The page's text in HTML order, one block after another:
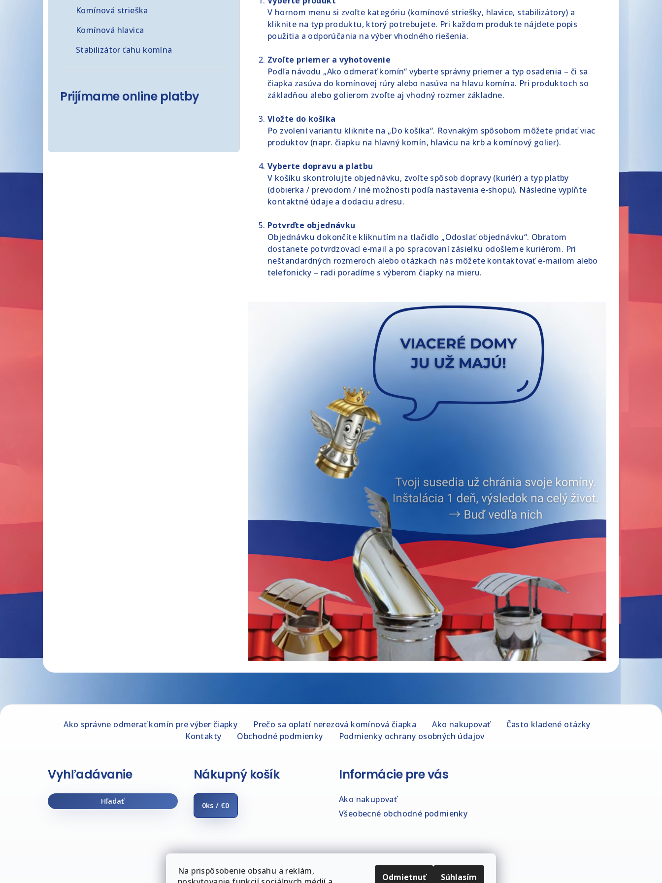
Na prispôsobenie obsahu a reklám,
Odmietnuť Súhlasím
Komínová strieška
Komínová hlavica
Stabilizátor ťahu komína
Prijímame online platby
V hornom menu si zvoľte kategóriu (komínové striešky, hlavice, stabilizátory) a
kliknite na typ produktu, ktorý potrebujete. Pri každom produkte nájdete popis
použitia a odporúčania na výber vhodného riešenia.
Zvoľte priemer a vyhotovenie
Podľa návodu „Ako odmerať komín“ vyberte správny priemer a typ osadenia – či sa
čiapka zasúva do komínovej rúry alebo nasúva na hlavu komína. Pri produktoch so
základňou alebo golierom zvoľte aj vhodný rozmer základne.
Vložte do košíka
Po zvolení variantu kliknite na „Do košíka“. Rovnakým spôsobom môžete pridať viac
produktov (napr. čiapku na hlavný komín, hlavicu na krb a komínový golier).
Vyberte dopravu a platbu
V košíku skontrolujte objednávku, zvoľte spôsob dopravy (kuriér) a typ platby
(dobierka / prevodom / iné možnosti podľa nastavenia e‑shopu). Následne vyplňte
kontaktné údaje a dodaciu adresu.
Potvrďte objednávku
Objednávku dokončíte kliknutím na tlačidlo „Odoslať objednávku“. Obratom
dostanete potvrdzovací e‑mail a po spracovaní zásielku odošleme kuriérom. Pri
neštandardných rozmeroch alebo otázkach nás môžete kontaktovať e‑mailom alebo
telefonicky – radi poradíme s výberom čiapky na mieru.
Z
Ako správne odmerať komín pre výber čiapky Prečo sa oplatí nerezová komínová čiapka Ako nakupovať
Často kladené otázky
Kontakty
Obchodné podmienky Podmienky ochrany osobných údajov
Vyhľadávanie
Hľadať
Nákupný košík
0ks / €0
Informácie pre vás
Ako nakupovať
Všeobecné obchodné podmienky